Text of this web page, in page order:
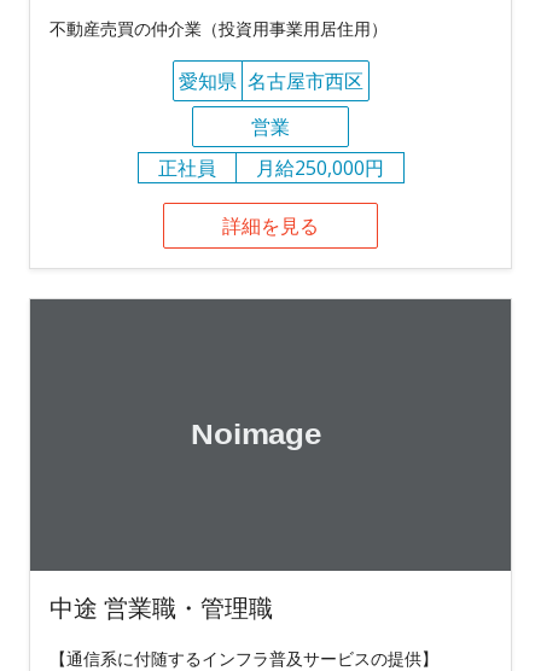
不動産売買の仲介業（投資用事業用居住用）
愛知県 名古屋市西区
営業
正社員
月給250,000円
詳細を見る
中途 営業職・管理職
【通信系に付随するインフラ普及サービスの提供】